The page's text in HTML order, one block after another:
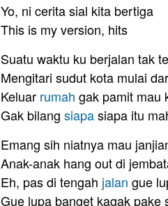
Yo, ni cerita sial kita bertiga
This is my version, hits
Suatu waktu ku berjalan tak
Mengitari sudut kota mulai
Keluar rumah gak pamit mau
Gak bilang siapasiapa itu
Emang sih niatnya mau
Anak-anak hang out di
Eh, pas di tengah jalan gue
Gue lupa banget kagak pake